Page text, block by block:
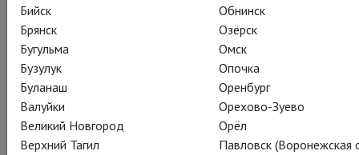
Вторую (но композиционно самостоятельную) часть
спектакля еще можно успеть посмотреть 19, 20 и 21
августа. Последняя возможность познакомиться с принцем
Хэлом, завсегдатаем таверн Фальстафом и, конечно,
блестящей пьесой Уильяма Шекспира в исполнении
режиссера Королевской Шекспировской компании Грегори
Дорана.
Бийск
Брянск
Бугульма
Бузулук
Буланаш
Валуйки
Великий Новгород
Верхний Тагил
Обнинск
Озёрск
Омск
Опочка
Оренбург
Орехово-Зуево
Орёл
Павловск (Воронежская